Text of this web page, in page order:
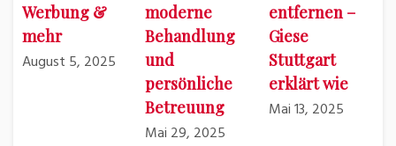
Werbung &
mehr
August 5, 2025
moderne
Behandlung
und
persönliche
Betreuung
Mai 29, 2025
entfernen –
Giese
Stuttgart
erklärt wie
Mai 13, 2025